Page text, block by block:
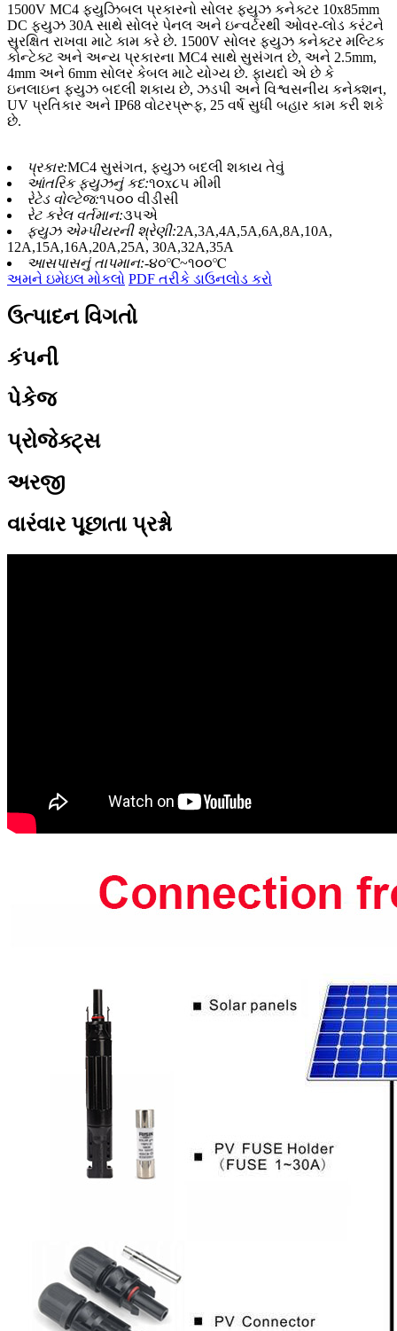
1500V MC4 ફ્યુઝિબલ પ્રકારનો સોલર ફ્યુઝ કનેક્ટર 10x85mm
DC ફ્યુઝ 30A સાથે સોલર પેનલ અને ઇન્વર્ટરથી ઓવર-લોડ કરંટને
સુરક્ષિત રાખવા માટે કામ કરે છે. 1500V સોલર ફ્યુઝ કનેક્ટર મલ્ટિક
કોન્ટેક્ટ અને અન્ય પ્રકારના MC4 સાથે સુસંગત છે, અને 2.5mm,
4mm અને 6mm સોલર કેબલ માટે યોગ્ય છે. ફાયદો એ છે કે
ઇનલાઇન ફ્યુઝ બદલી શકાય છે, ઝડપી અને વિશ્વસનીય કનેક્શન,
UV પ્રતિકાર અને IP68 વોટરપ્રૂફ, 25 વર્ષ સુધી બહાર કામ કરી શકે
છે.
પ્રકાર:MC4 સુસંગત, ફ્યુઝ બદલી શકાય તેવું
આંતરિક ફ્યુઝનું કદ:૧૦x૮૫ મીમી
રેટેડ વોલ્ટેજ:૧૫૦૦ વીડીસી
રેટ કરેલ વર્તમાન:૩૫એ
ફ્યુઝ એમ્પીયરની શ્રેણી:2A,3A,4A,5A,6A,8A,10A,
12A,15A,16A,20A,25A, 30A,32A,35A
આસપાસનું તાપમાન:-૪૦℃~૧૦૦℃
અમને ઇમેઇલ મોકલો PDF તરીકે ડાઉનલોડ કરો
ઉત્પાદન વિગતો
કંપની
પેકેજ
પ્રોજેક્ટ્સ
અરજી
વારંવાર પૂછાતા પ્રશ્નો